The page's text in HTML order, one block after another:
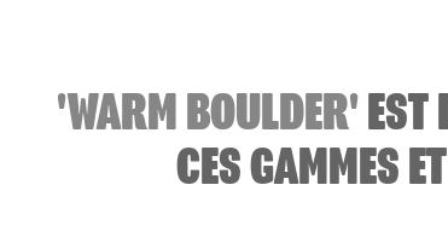
'WARM BOULDER'EST
CES GAMMES